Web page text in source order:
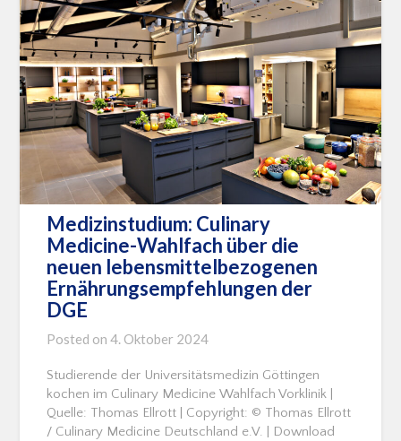
Medizinstudium: Culinary
Medicine-Wahlfach über die
neuen lebensmittelbezogenen
Ernährungsempfehlungen der
DGE
Posted on4. Oktober 2024
Studierende der Universitätsmedizin Göttingen
kochen im Culinary Medicine Wahlfach Vorklinik |
Quelle: Thomas Ellrott | Copyright: © Thomas Ellrott
/ Culinary Medicine Deutschland e.V. | Download